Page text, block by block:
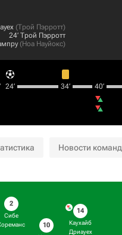
(Трой Пэрротт)
24‎’‎ Трой Пэрротт
(Ноа Науйокс)
24‎’‎ 34‎’‎ 40‎’‎
Новости команд
2
Сибе
10
14
Каухайб
Дриауех